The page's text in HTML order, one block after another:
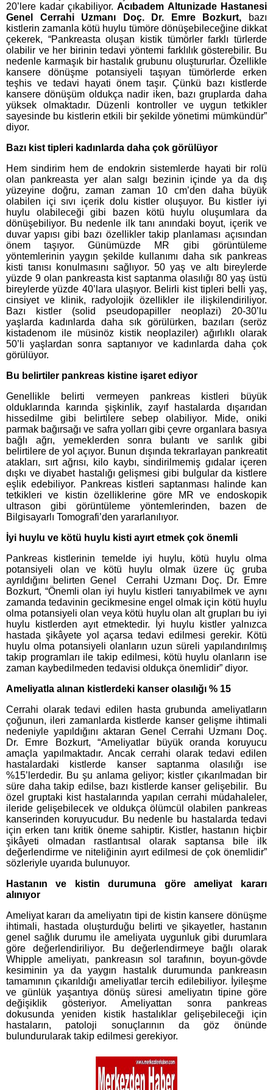
20’lere kadar çıkabiliyor.Acıbadem Altunizade Hastanesi
Genel Cerrahi Uzmanı Doç. Dr. Emre Bozkurt, bazı
kistlerin zamanla kötü huylu tümöre dönüşebileceğine dikkat
çekerek, “Pankreasta oluşan kistik tümörler farklı türlerde
olabilir ve her birinin tedavi yöntemi farklılık gösterebilir. Bu
nedenle karmaşık bir hastalık grubunu oluştururlar. Özellikle
kansere dönüşme potansiyeli taşıyan tümörlerde erken
teşhis ve tedavi hayati önem taşır. Çünkü bazı kistlerde
kansere dönüşüm oldukça nadir iken, bazı gruplarda daha
yüksek olmaktadır. Düzenli kontroller ve uygun tetkikler
sayesinde bu kistlerin etkili bir şekilde yönetimi mümkündür”
diyor.
Bazı kist tipleri kadınlarda daha çok görülüyor
Hem sindirim hem de endokrin sistemlerde hayati bir rolü
olan pankreasta yer alan salgı bezinin içinde ya da dış
yüzeyine doğru, zaman zaman 10 cm’den daha büyük
olabilen içi sıvı içerik dolu kistler oluşuyor. Bu kistler iyi
huylu olabileceği gibi bazen kötü huylu oluşumlara da
dönüşebiliyor. Bu nedenle ilk tanı anındaki boyut, içerik ve
duvar yapısı gibi bazı özellikler takip planlaması açısından
önem taşıyor. Günümüzde MR gibi görüntüleme
yöntemlerinin yaygın şekilde kullanımı daha sık pankreas
kisti tanısı konulmasını sağlıyor. 50 yaş ve altı bireylerde
yüzde 9 olan pankreasta kist saptanma olasılığı 80 yaş üstü
bireylerde yüzde 40’lara ulaşıyor. Belirli kist tipleri belli yaş,
cinsiyet ve klinik, radyolojik özellikler ile ilişkilendiriliyor.
Bazı kistler (solid pseudopapiller neoplazi) 20-30’lu
yaşlarda kadınlarda daha sık görülürken, bazıları (seröz
kistadenom ile müsinöz kistik neoplaziler) ağırlıklı olarak
50’li yaşlardan sonra saptanıyor ve kadınlarda daha çok
görülüyor.
Bu belirtiler pankreas kistine işaret ediyor
Genellikle belirti vermeyen pankreas kistleri büyük
olduklarında karında şişkinlik, zayıf hastalarda dışarıdan
hissedilme gibi belirtilere sebep olabiliyor. Mide, oniki
parmak bağırsağı ve safra yolları gibi çevre organlara basıya
bağlı ağrı, yemeklerden sonra bulantı ve sarılık gibi
belirtilere de yol açıyor. Bunun dışında tekrarlayan pankreatit
atakları, sırt ağrısı, kilo kaybı, sindirilmemiş gıdalar içeren
dışkı ve diyabet hastalığı gelişmesi gibi bulgular da kistlere
eşlik edebiliyor. Pankreas kistleri saptanması halinde kan
tetkikleri ve kistin özelliklerine göre MR ve endoskopik
ultrason gibi görüntüleme yöntemlerinden, bazen de
Bilgisayarlı Tomografi’den yararlanılıyor.
İyi huylu ve kötü huylu kisti ayırt etmek çok önemli
Pankreas kistlerinin temelde iyi huylu, kötü huylu olma
potansiyeli olan ve kötü huylu olmak üzere üç gruba
ayrıldığını belirten Genel Cerrahi Uzmanı Doç. Dr. Emre
Bozkurt, “Önemli olan iyi huylu kistleri tanıyabilmek ve aynı
zamanda tedavinin gecikmesine engel olmak için kötü huylu
olma potansiyeli olan veya kötü huylu olan alt grupları bu iyi
huylu kistlerden ayıt etmektedir. İyi huylu kistler yalnızca
hastada şikâyete yol açarsa tedavi edilmesi gerekir. Kötü
huylu olma potansiyeli olanların uzun süreli yapılandırılmış
takip programları ile takip edilmesi, kötü huylu olanların ise
zaman kaybedilmeden tedavisi oldukça önemlidir” diyor.
Ameliyatla alınan kistlerdeki kanser olasılığı % 15
Cerrahi olarak tedavi edilen hasta grubunda ameliyatların
çoğunun, ileri zamanlarda kistlerde kanser gelişme ihtimali
nedeniyle yapıldığını aktaran Genel Cerrahi Uzmanı Doç.
Dr. Emre Bozkurt, “Ameliyatlar büyük oranda koruyucu
amaçla yapılmaktadır. Ancak cerrahi olarak tedavi edilen
hastalardaki kistlerde kanser saptanma olasılığı ise
%15’lerdedir. Bu şu anlama geliyor; kistler çıkarılmadan bir
süre daha takip edilse, bazı kistlerde kanser gelişebilir. Bu
özel gruptaki kist hastalarında yapılan cerrahi müdahaleler,
ileride gelişebilecek ve oldukça ölümcül olabilen pankreas
kanserinden koruyucudur. Bu nedenle bu hastalarda tedavi
için erken tanı kritik öneme sahiptir. Kistler, hastanın hiçbir
şikâyeti olmadan rastlantısal olarak saptansa bile ilk
değerlendirme ve niteliğinin ayırt edilmesi de çok önemlidir”
sözleriyle uyarıda bulunuyor.
Hastanın ve kistin durumuna göre ameliyat kararı
alınıyor
Ameliyat kararı da ameliyatın tipi de kistin kansere dönüşme
ihtimali, hastada oluşturduğu belirti ve şikayetler, hastanın
genel sağlık durumu ile ameliyata uygunluk gibi durumlara
göre değerlendiriliyor. Bu değerlendirmeye bağlı olarak
Whipple ameliyatı, pankreasın sol tarafının, boyun-gövde
kesiminin ya da yaygın hastalık durumunda pankreasın
tamamının çıkarıldığı ameliyatlar tercih edilebiliyor. İyileşme
ve günlük yaşantıya dönüş süresi ameliyatın tipine göre
değişiklik gösteriyor. Ameliyattan sonra pankreas
dokusunda yeniden kistik hastalıklar gelişebileceği için
hastaların, patoloji sonuçlarının da göz önünde
bulundurularak takip edilmesi gerekiyor.